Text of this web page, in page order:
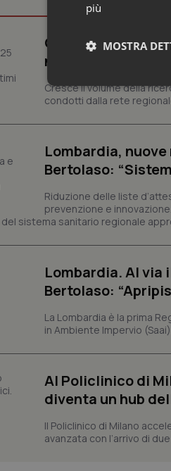
Cresce la ricerca
numero più alto
Cresce il volume della
condotti dalla rete
Lombardia,
Bertolaso:
Riduzione delle liste
prevenzione e
sistema sanitario regionale
Lombardia. Al via
Bertolaso:
La Lombardia è la prima
in Ambiente Impervio
Al Policlinico di
diventa un hub
Il Policlinico di Milano
avanzata con l’arrivo di
più
MOSTRA
I cookie necessari
e l'accesso alle aree
Nome
tracking-sites-
tracking-enable
tracking-sites-
session-id